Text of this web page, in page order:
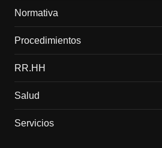
Normativa
Procedimientos
RR.HH
Salud
Servicios